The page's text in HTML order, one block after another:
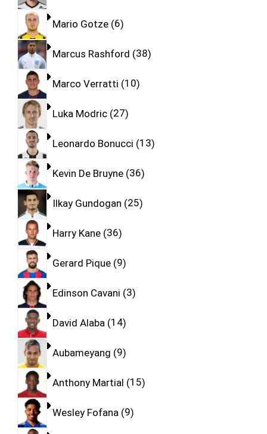
Mario Gotze 6
Marcus Rashford 38
Marco Verratti 10
Luka Modric 27
Leonardo Bonucci 13
Kevin De Bruyne 36
Ilkay Gundogan 25
Harry Kane 36
Gerard Pique 9
Edinson Cavani 3
David Alaba 14
Aubameyang 9
Anthony Martial 15
Wesley Fofana 9